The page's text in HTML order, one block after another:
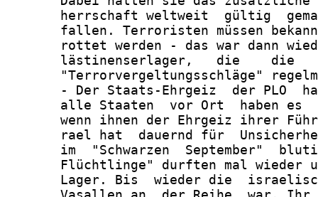
herrschaft weltweit  gültig
fallen. Terroristen müssen
rottet werden - das war dann
lästinenserlager,   die    die
"Terrorvergeltungsschläge"
- Der Staats-Ehrgeiz  der PLO
alle Staaten  vor Ort  haben es
wenn ihnen der Ehrgeiz ihrer
rael hat  dauernd für
im  "Schwarzen  September"
Flüchtlinge" durften mal wieder
Lager. Bis  wieder die